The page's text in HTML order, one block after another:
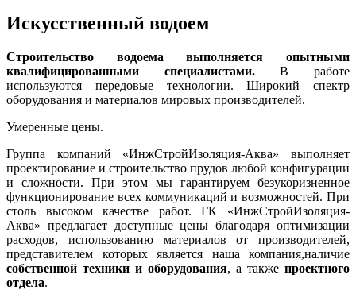
Искусственный водоем
Строительство водоема выполняется опытными
квалифицированными специалистами.В работе
используются передовые технологии. Широкий спектр
оборудования и материалов мировых производителей.
Умеренные цены.
Группа компаний «ИнжСтройИзоляция-Аква» выполняет
проектирование и строительство прудов любой конфигурации
и сложности. При этом мы гарантируем безукоризненное
функционирование всех коммуникаций и возможностей. При
столь высоком качестве работ. ГК «ИнжСтройИзоляция-
Аква» предлагает доступные цены благодаря оптимизации
расходов, использованию материалов от производителей,
представителем которых является наша компания,наличие
собственной техники и оборудования, а также проектного
отдела.